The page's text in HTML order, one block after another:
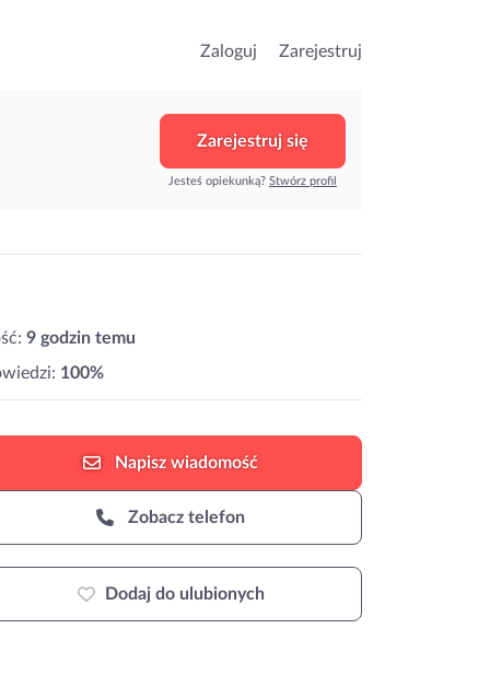
Zaloguj Zarejestruj
Zarejestruj się
Jesteś opiekunką? Stwórz profil
9 godzin temu
100%
Napisz wiadomość
Zobacz telefon
Dodaj do ulubionych